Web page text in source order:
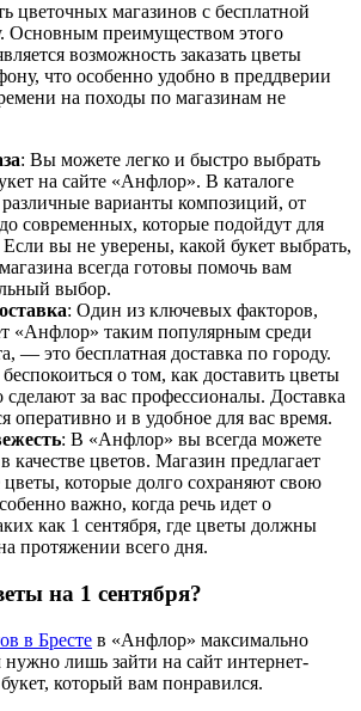
цветочных магазинов с бесплатной
Основным преимуществом этого
возможность заказать цветы
что особенно удобно в преддверии
на походы по магазинам не
: Вы можете легко и быстро выбрать
на сайте «Анфлор». В каталоге
варианты композиций, от
современных, которые подойдут для
вы не уверены, какой букет выбрать,
всегда готовы помочь вам
выбор.
: Один из ключевых факторов,
«Анфлор» таким популярным среди
— это бесплатная доставка по городу.
о том, как доставить цветы
за вас профессионалы. Доставка
оперативно и в удобное для вас время.
: В «Анфлор» вы всегда можете
качестве цветов. Магазин предлагает
цветы, которые долго сохраняют свою
важно, когда речь идет о
как 1 сентября, где цветы должны
протяжении всего дня.
на 1 сентября?
в Бресте в «Анфлор» максимально
лишь зайти на сайт интернет-
который вам понравился.